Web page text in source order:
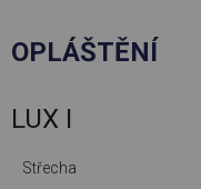
OPLÁŠTĚNÍ
LUX I
Střecha